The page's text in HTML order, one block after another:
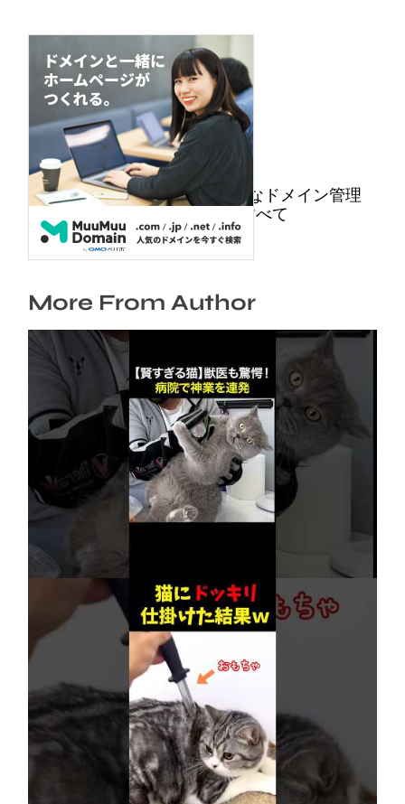
ムームードメイン: 安心・安全なドメイン管理
を手助けするオースコードのすべて
2025年9月28日
More From Author
【賢すぎる猫】獣医も驚愕！病院で神業を連発
2026年8月6日
ネコにドッキリ仕掛けた結果５選 #猫のいる暮
らし #cat #面白集 #ねこ #笑ったら負け
2026年8月6日